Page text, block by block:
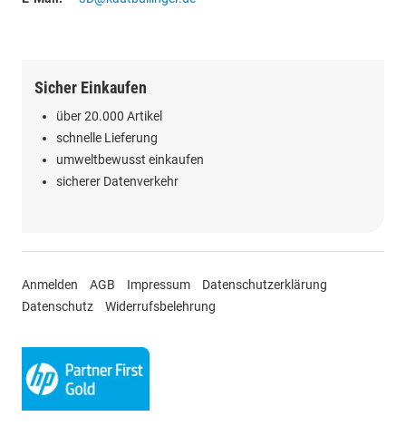
Sicher Einkaufen
über 20.000 Artikel
schnelle Lieferung
umweltbewusst einkaufen
sicherer Datenverkehr
Anmelden AGB Impressum
Datenschutzerklärung
Datenschutz
Widerrufsbelehrung